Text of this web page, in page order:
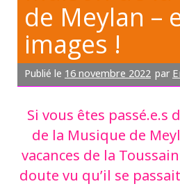
de Meylan –
images !
Publié le 16 novembre 2022 par
Si vous êtes passé.e.s
de la Musique de
vacances de la
doute vu qu’il se